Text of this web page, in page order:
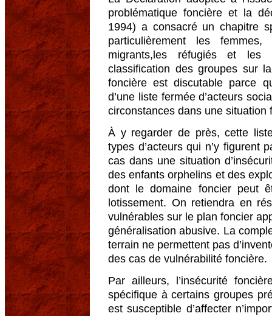
problématique foncière et la
1994) a consacré un chapitre
particulièrement les
migrants,les réfugiés et les
classification des groupes sur
foncière est discutable parce
d’une liste fermée d’acteurs
circonstances dans une situation
À y regarder de près, cette
types d’acteurs qui n’y figurent
cas dans une situation
des enfants orphelins et des
dont le domaine foncier peut
lotissement. On retiendra en
vulnérables sur le plan foncier
généralisation abusive. La
terrain ne permettent pas
des cas de vulnérabilité foncière.
Par ailleurs, l’insécurité
spécifique à certains groupes
est susceptible d’affecter